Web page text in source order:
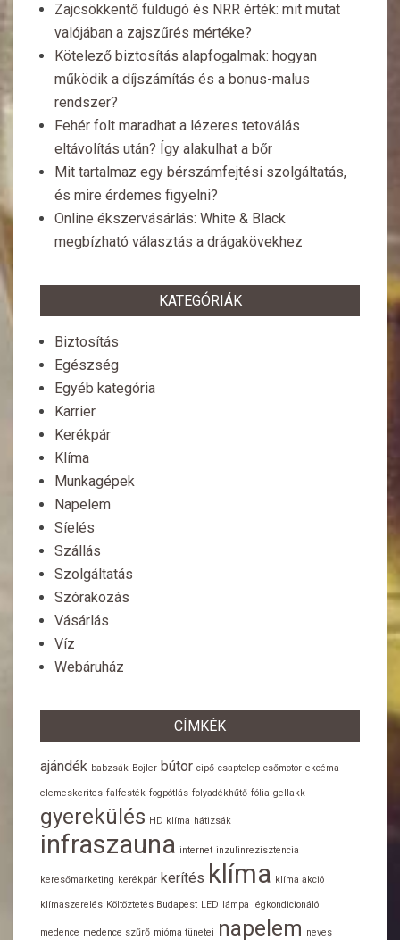
Zajcsökkentő füldugó és NRR érték: mit mutat
valójában a zajszűrés mértéke?
Kötelező biztosítás alapfogalmak: hogyan
működik a díjszámítás és a bonus-malus
rendszer?
Fehér folt maradhat a lézeres tetoválás
eltávolítás után? Így alakulhat a bőr
Mit tartalmaz egy bérszámfejtési szolgáltatás,
és mire érdemes figyelni?
Online ékszervásárlás: White & Black
megbízható választás a drágakövekhez
KATEGÓRIÁK
Biztosítás
Egészség
Egyéb kategória
Karrier
Kerékpár
Klíma
Munkagépek
Napelem
Síelés
Szállás
Szolgáltatás
Szórakozás
Vásárlás
Víz
Webáruház
CÍMKÉK
ajándék babzsák Bojler bútor cipő csaptelep csőmotor ekcéma
elemeskerites falfesték fogpótlás folyadékhűtő fólia gellakk
gyerekülés HD klíma hátizsák
infraszauna internet inzulinrezisztencia
keresőmarketing kerékpár kerítés klíma klíma akció
klímaszerelés Költöztetés Budapest LED lámpa légkondicionáló
medence medence szűrő mióma tünetei napelem neves